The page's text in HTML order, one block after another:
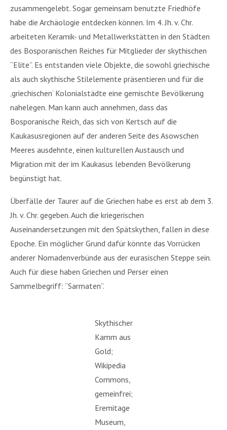
zusammengelebt. Sogar gemeinsam benutzte Friedhöfe
habe die Archäologie entdecken können. Im 4. Jh. v. Chr.
arbeiteten Keramik- und Metallwerkstätten in den Städten
des Bosporanischen Reiches für Mitglieder der skythischen
“Elite”. Es entstanden viele Objekte, die sowohl griechische
als auch skythische Stilelemente präsentieren und für die
‚griechischen‘ Kolonialstädte eine gemischte Bevölkerung
nahelegen. Man kann auch annehmen, dass das
Bosporanische Reich, das sich von Kertsch auf die
Kaukasusregionen auf der anderen Seite des Asowschen
Meeres ausdehnte, einen kulturellen Austausch und
Migration mit der im Kaukasus lebenden Bevölkerung
begünstigt hat.
Überfälle der Taurer auf die Griechen habe es erst ab dem 3.
Jh. v. Chr. gegeben. Auch die kriegerischen
Auseinandersetzungen mit den Spätskythen, fallen in diese
Epoche. Ein möglicher Grund dafür könnte das Vorrücken
anderer Nomadenverbünde aus der eurasischen Steppe sein.
Auch für diese haben Griechen und Perser einen
Sammelbegriff: “Sarmaten”.
Skythischer
Kamm aus
Gold;
Wikipedia
Commons,
gemeinfrei;
Eremitage
Museum,